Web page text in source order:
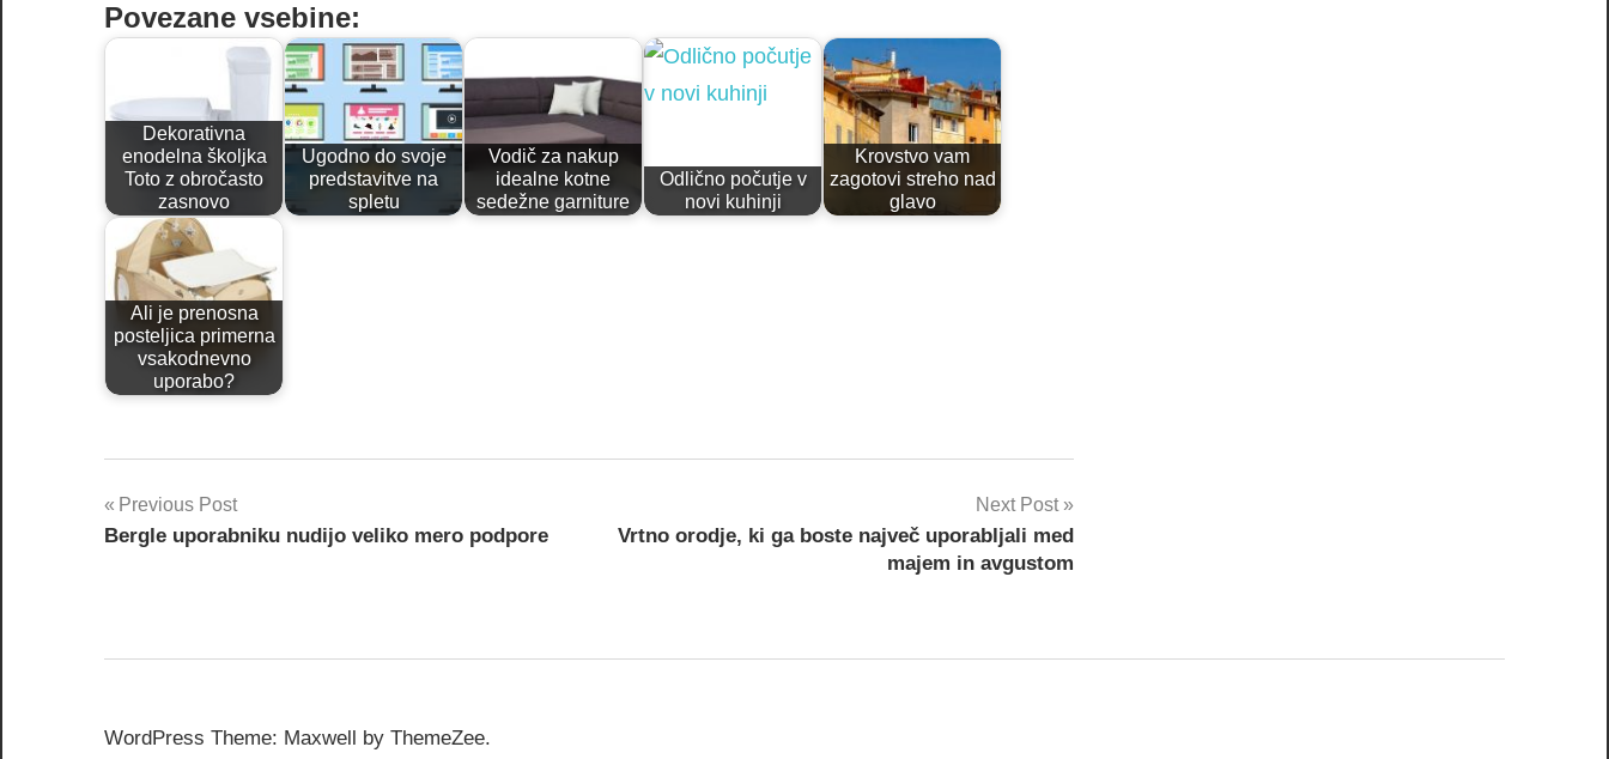
Povezane vsebine:
Dekorativna
enodelna školjka
Toto z obročasto
zasnovo
Ugodno do svoje
predstavitve na
spletu
Vodič za nakup
idealne kotne
sedežne garniture
Odlično počutje v
novi kuhinji
Krovstvo vam
zagotovi streho nad
glavo
Ali je prenosna
posteljica primerna
vsakodnevno
uporabo?
Post
navigation
Previous Post
Bergle uporabniku nudijo veliko mero podpore
Next Post
Vrtno orodje, ki ga boste največ uporabljali med
majem in avgustom
WordPress Theme: Maxwell by ThemeZee.